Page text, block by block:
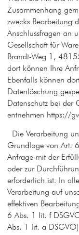
Zusammenhang
zwecks Bearbeitung
Anschlussfragen an
Gesellschaft für
Brandt-Weg 1,
dort können Ihre
Ebenfalls können
Datenlöschung
Datenschutz bei der
entnehmen https://
Die Verarbeitung
Grundlage von Art.
Anfrage mit der
oder zur
erforderlich ist. In
Verarbeitung auf
effektiven
6 Abs. 1 lit. f
Abs. 1 lit. a